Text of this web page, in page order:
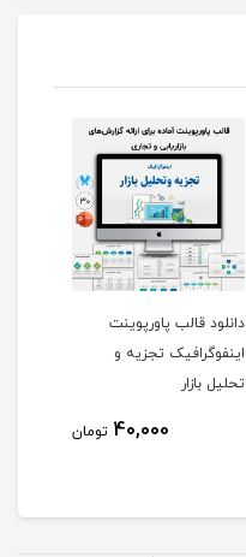
دانلود قالب پاورپوینت
اینفوگرافیک تجزیه و
تحلیل بازار
40,000 تومان